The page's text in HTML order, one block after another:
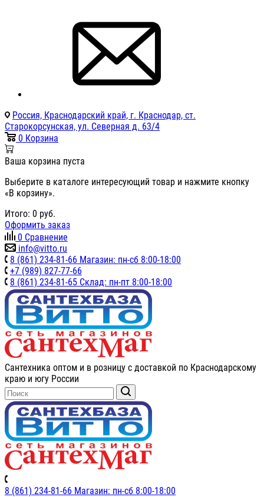
Россия, Краснодарский край, г. Краснодар, ст.
Старокорсунская, ул. Северная д. 63/4
0 Корзина
Ваша корзина пуста
Выберите в каталоге интересующий товар и нажмите кнопку
«В корзину».
Итого: 0 руб.
Оформить заказ
0 Сравнение
info@vitto.ru
8 (861) 234-81-66 Магазин: пн-сб 8:00-18:00
+7 (989) 827-77-66
8 (861) 234-81-65 Склад: пн-пт 8:00-18:00
Сантехника оптом и в розницу с доставкой по Краснодарскому
краю и югу России
8 (861) 234-81-66 Магазин: пн-сб 8:00-18:00